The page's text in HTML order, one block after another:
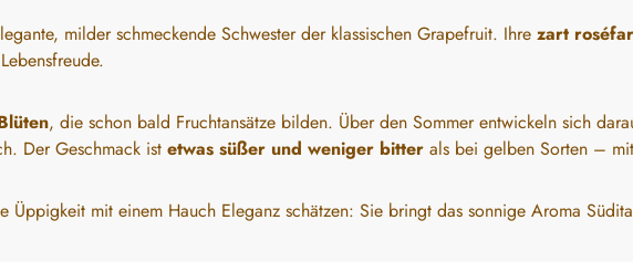
milder schmeckende Schwester der klassischen Grapefruit. Ihre zart
, die schon bald Fruchtansätze bilden. Über den Sommer entwickeln sich
Der Geschmack ist etwas süßer und weniger bitter als bei gelben Sorten –
mit einem Hauch Eleganz schätzen: Sie bringt das sonnige Aroma